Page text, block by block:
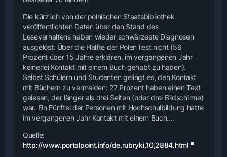
Die kürzlich von der polnischen Staatsbibliothek
veröffentlichten Daten über den Stand des
Leseverhaltens haben wieder schwärzeste Diagnosen
ausgelöst: Über die Hälfte der Polen liest nicht (56
Prozent über 15 Jahre erklären, im vergangenen Jahr
keinerlei Kontakt mit einem Buch gehabt zu haben).
Selbst Schülern und Studenten gelingt es, den Kontakt
mit Büchern zu vermeiden: 27 Prozent haben einen Text
gelesen, der länger als drei Seiten (oder drei Bildschirme)
war. Ein Fünftel der Personen mit Hochschulbildung hatte
im vergangenen Jahr Kontakt mit einem Buch....
Quelle:
http://www.portalpoint.info/de,rubryki,10,2884.html